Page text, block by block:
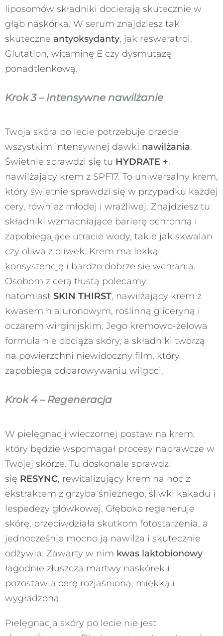
liposomów składniki docierają skutecznie w
głąb naskórka. W serum znajdziesz tak
skuteczne antyoksydanty, jak resweratrol,
Glutation, witaminę E czy dysmutazę
ponadtlenkową.
Krok 3 – Intensywne nawilżanie
Twoja skóra po lecie potrzebuje przede
wszystkim intensywnej dawki nawilżania.
Świetnie sprawdzi się tu HYDRATE +,
nawilżający krem z SPF17. To uniwersalny krem,
który świetnie sprawdzi się w przypadku każdej
cery, również młodej i wrażliwej. Znajdziesz tu
składniki wzmacniające barierę ochronną i
zapobiegające utracie wody, takie jak skwalan
czy oliwa z oliwek. Krem ma lekką
konsystencję i bardzo dobrze się wchłania.
Osobom z cerą tłustą polecamy
natomiast SKIN THIRST, nawilżający krem z
kwasem hialuronowym, roślinną gliceryną i
oczarem wirginijskim. Jego kremowo-żelowa
formuła nie obciąża skóry, a składniki tworzą
na powierzchni niewidoczny film, który
zapobiega odparowywaniu wilgoci.
Krok 4 – Regeneracja
W pielęgnacji wieczornej postaw na krem,
który będzie wspomagał procesy naprawcze w
Twojej skórze. Tu doskonale sprawdzi
się RESYNC, rewitalizujący krem na noc z
ekstraktem z grzyba śnieżnego, śliwki kakadu i
lespedezy główkowej. Głęboko regeneruje
skórę, przeciwdziała skutkom fotostarzenia, a
jednocześnie mocno ją nawilża i skutecznie
odżywia. Zawarty w nim kwas laktobionowy
łagodnie złuszcza martwy naskórek i
pozostawia cerę rozjaśnioną, miękką i
wygładzoną.
Pielęgnacja skóry po lecie nie jest